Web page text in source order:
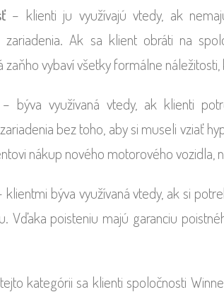
– klienti ju využívajú vtedy, ak
zariadenia. Ak sa klient obráti na
zaňho vybaví všetky formálne
býva využívaná vtedy, ak klienti
bez toho, aby si museli vziať
nákup nového motorového vozidla,
býva využívaná vtedy, ak si
Vďaka poisteniu majú garanciu
kategórii sa klienti spoločnosti